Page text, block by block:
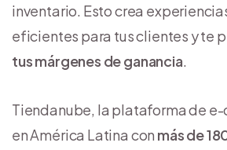
inventario. Esto crea
eficientes para tus clientes y te
tus márgenes de ganancia.
Tiendanube, la plataforma de
en América Latina con más de